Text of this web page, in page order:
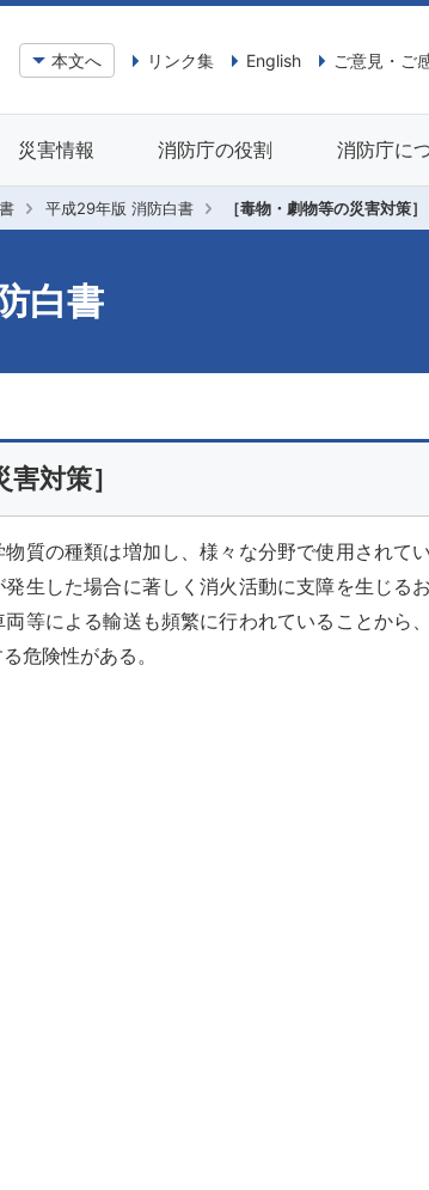
本文へ リンク集 English ご意見・ご
災害情報 消防庁の役割 消防庁に
平成29年版 消防白書 ［毒物・劇物等の災害対策］
白書
対策］
質の種類は増加し、様々な分野で使用されて
生した場合に著しく消火活動に支障を生じる
等による輸送も頻繁に行われていることから
危険性がある。